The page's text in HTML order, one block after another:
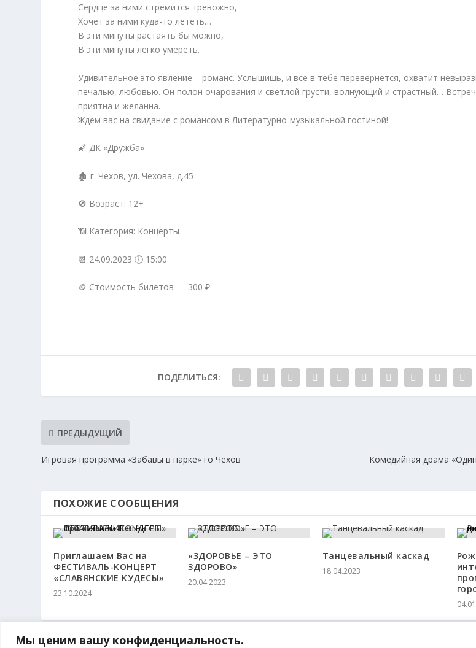
Мы ценим вашу конфиденциальность.
Сердце за ними стремится тревожно,
Хочет за ними куда-то лететь…
В эти минуты растаять бы можно,
В эти минуты легко умереть.
Удивительное это явление – романс. Услышишь, и все в тебе перевернется, охватит
печалью, любовью. Он полон очарования и светлой грусти, волнующий и страстный…
приятна и желанна.
Ждем вас на свидание с романсом в Литературно-музыкальной гостиной!
🌠 ДК «Дружба»
🏚 г. Чехов, ул. Чехова, д.45
🚫 Возраст: 12+
📶 Категория: Концерты
📆 24.09.2023 🕕 15:00
🪙 Стоимость билетов — 300 ₽
ПОДЕЛИТЬСЯ:
ПРЕДЫДУЩИЙ
Игровая программа «Забавы в парке» го Чехов
Комедийная драма
ПОХОЖИЕ СООБЩЕНИЯ
Приглашаем Вас на
ФЕСТИВАЛЬ-КОНЦЕРТ
«СЛАВЯНСКИЕ КУДЕСЫ»
23.10.2024
«ЗДОРОВЬЕ – ЭТО
ЗДОРОВО»
20.04.2023
Танцевальный каскад
18.04.2023